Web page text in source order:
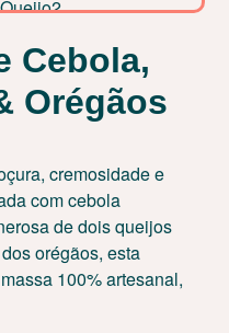
Cebola,
Orégãos
cremosidade e
com cebola
de dois queijos
orégãos, esta
100% artesanal,